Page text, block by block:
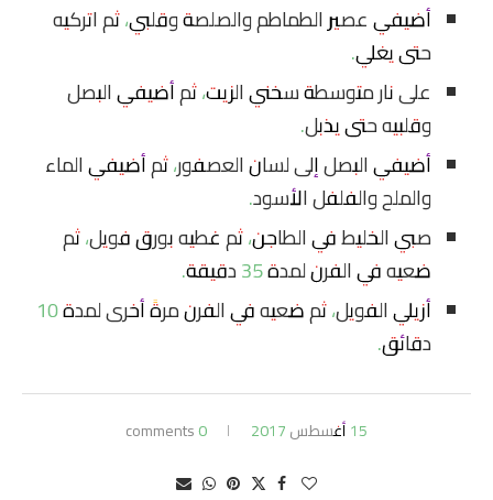
أضيفي عصير الطماطم والصلصة وقلبي، ثم اتركيه
حتى يغلي.
على نار متوسطة سخني الزيت، ثم أضيفي البصل
وقلبيه حتى يذبل.
أضيفي البصل إلى لسان العصفور، ثم أضيفي الماء
والملح والفلفل الأسود.
صبي الخليط في الطاجن، ثم غطيه بورق فويل، ثم
ضعيه في الفرن لمدة 35 دقيقة.
أزيلي الفويل، ثم ضعيه في الفرن مرةً أخرى لمدة 10
دقائق.
15 أغسطس 2017 0 comments